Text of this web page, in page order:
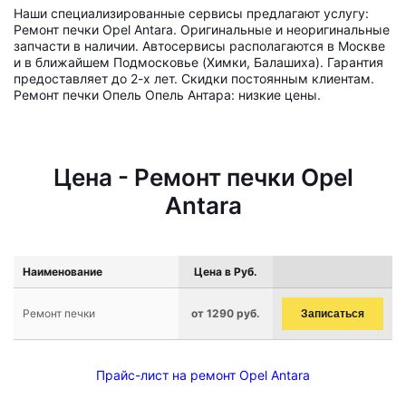
Наши специализированные сервисы предлагают услугу:
Ремонт печки Opel Antara. Оригинальные и неоригинальные
запчасти в наличии. Автосервисы располагаются в Москве
и в ближайшем Подмосковье (Химки, Балашиха). Гарантия
предоставляет до 2-х лет. Скидки постоянным клиентам.
Ремонт печки Опель Опель Антара: низкие цены.
Цена - Ремонт печки Opel
Antara
Наименование Цена в Руб.
Ремонт печки от 1290 руб. Записаться
Прайс-лист на ремонт Opel Antara